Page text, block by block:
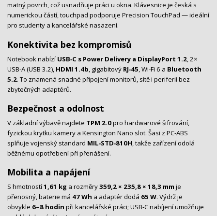
matný povrch, což usnadňuje práci u okna. Klávesnice je česká s
numerickou částí, touchpad podporuje Precision TouchPad — ideální
pro studenty a kancelářské nasazení.
Konektivita bez kompromisů
Notebook nabízí USB‑C s Power Delivery a DisplayPort 1.2, 2×
USB‑A (USB 3.2), HDMI 1.4b, gigabitový RJ‑45, Wi‑Fi 6 a Bluetooth
5.2. To znamená snadné připojení monitorů, sítě i periferií bez
zbytečných adaptérů.
Bezpečnost a odolnost
V základní výbavě najdete TPM 2.0pro hardwarové šifrování,
fyzickou krytku kamery a Kensington Nano slot. Šasi z PC‑ABS
splňuje vojenský standard MIL‑STD‑810H, takže zařízení odolá
běžnému opotřebení při přenášení.
Mobilita a napájení
S hmotností1,61 kg a rozměry359,2 × 235,8 × 18,3 mm je
přenosný, baterie má 47 Wh a adaptér dodá 65 W. Výdrž je
obvykle 6–8 hodin při kancelářské práci; USB‑C nabíjení umožňuje